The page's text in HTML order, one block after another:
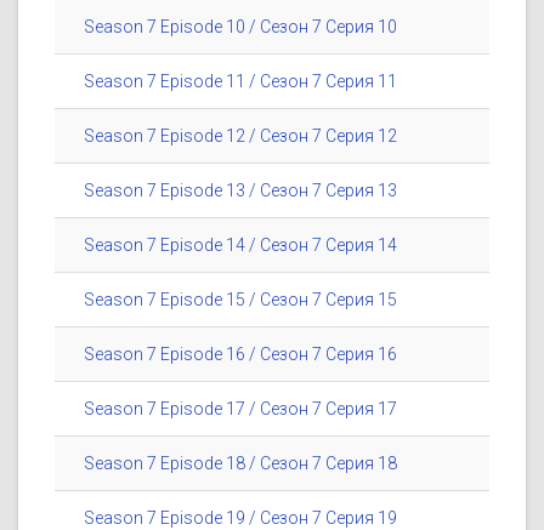
Season 7 Episode 10 / Сезон 7 Серия 10
Season 7 Episode 11 / Сезон 7 Серия 11
Season 7 Episode 12 / Сезон 7 Серия 12
Season 7 Episode 13 / Сезон 7 Серия 13
Season 7 Episode 14 / Сезон 7 Серия 14
Season 7 Episode 15 / Сезон 7 Серия 15
Season 7 Episode 16 / Сезон 7 Серия 16
Season 7 Episode 17 / Сезон 7 Серия 17
Season 7 Episode 18 / Сезон 7 Серия 18
Season 7 Episode 19 / Сезон 7 Серия 19